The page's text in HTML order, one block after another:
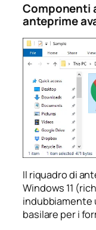
Componenti
anteprime
Il riquadro di
Windows 11
indubbiamente
basilare per i